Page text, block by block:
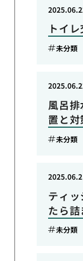
トイ
未分類
風呂
置と対
未分類
ティ
たら
未分類